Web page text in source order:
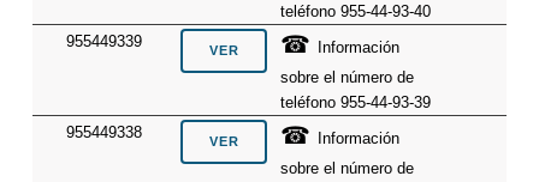
teléfono 955-44-93-40
955449339
☎ Información
sobre el número de
teléfono 955-44-93-39
955449338
☎ Información
sobre el número de